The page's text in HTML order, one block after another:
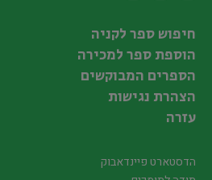
חיפוש ספר לקניה
הוספת ספר למכירה
הספרים המבוקשים
הצהרת נגישות
עזרה
הדסטארט פיינדאבוק